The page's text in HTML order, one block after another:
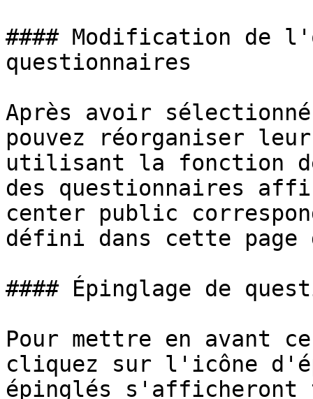
#### Modification de
questionnaires
Après avoir
pouvez réorganiser
utilisant la fonction
des questionnaires
center public
défini dans cette
#### Épinglage de
Pour mettre en avant
cliquez sur l'icône
épinglés s'afficheront